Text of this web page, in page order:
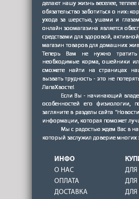
ИНФО
О НАС
ОПЛАТА
ДОСТАВКА
ДЛЯ
ДЛЯ